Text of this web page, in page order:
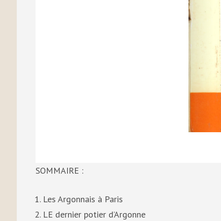
SOMMAIRE :
Les Argonnais à Paris
LE dernier potier d’Argonne